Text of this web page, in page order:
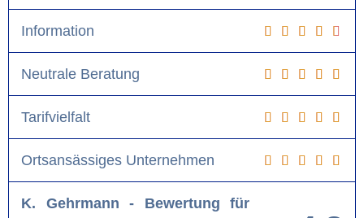
Information
Neutrale Beratung
Tarifvielfalt
Ortsansässiges Unternehmen
K. Gehrmann - Bewertung für